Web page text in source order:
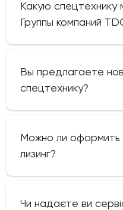
Какую
Группы компаний
Вы предлагаете
спецтехнику?
Можно ли оформить
лизинг?
Чи надаєте ви